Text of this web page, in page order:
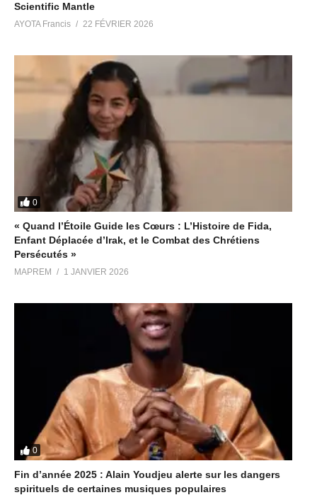
Scientific Mantle
AYOTA Francis 22 FÉVRIER 2026
0
« Quand l’Étoile Guide les Cœurs : L’Histoire de Fida,
Enfant Déplacée d’Irak, et le Combat des Chrétiens
Persécutés »
MAPREM 1 JANVIER 2026
0
Fin d’année 2025 : Alain Youdjeu alerte sur les dangers
spirituels de certaines musiques populaires